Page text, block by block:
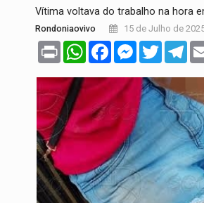
Vítima voltava do trabalho na hora
Rondoniaovivo 15 de Julho de
Print WhatsAppFacebookMessenger
Twitter